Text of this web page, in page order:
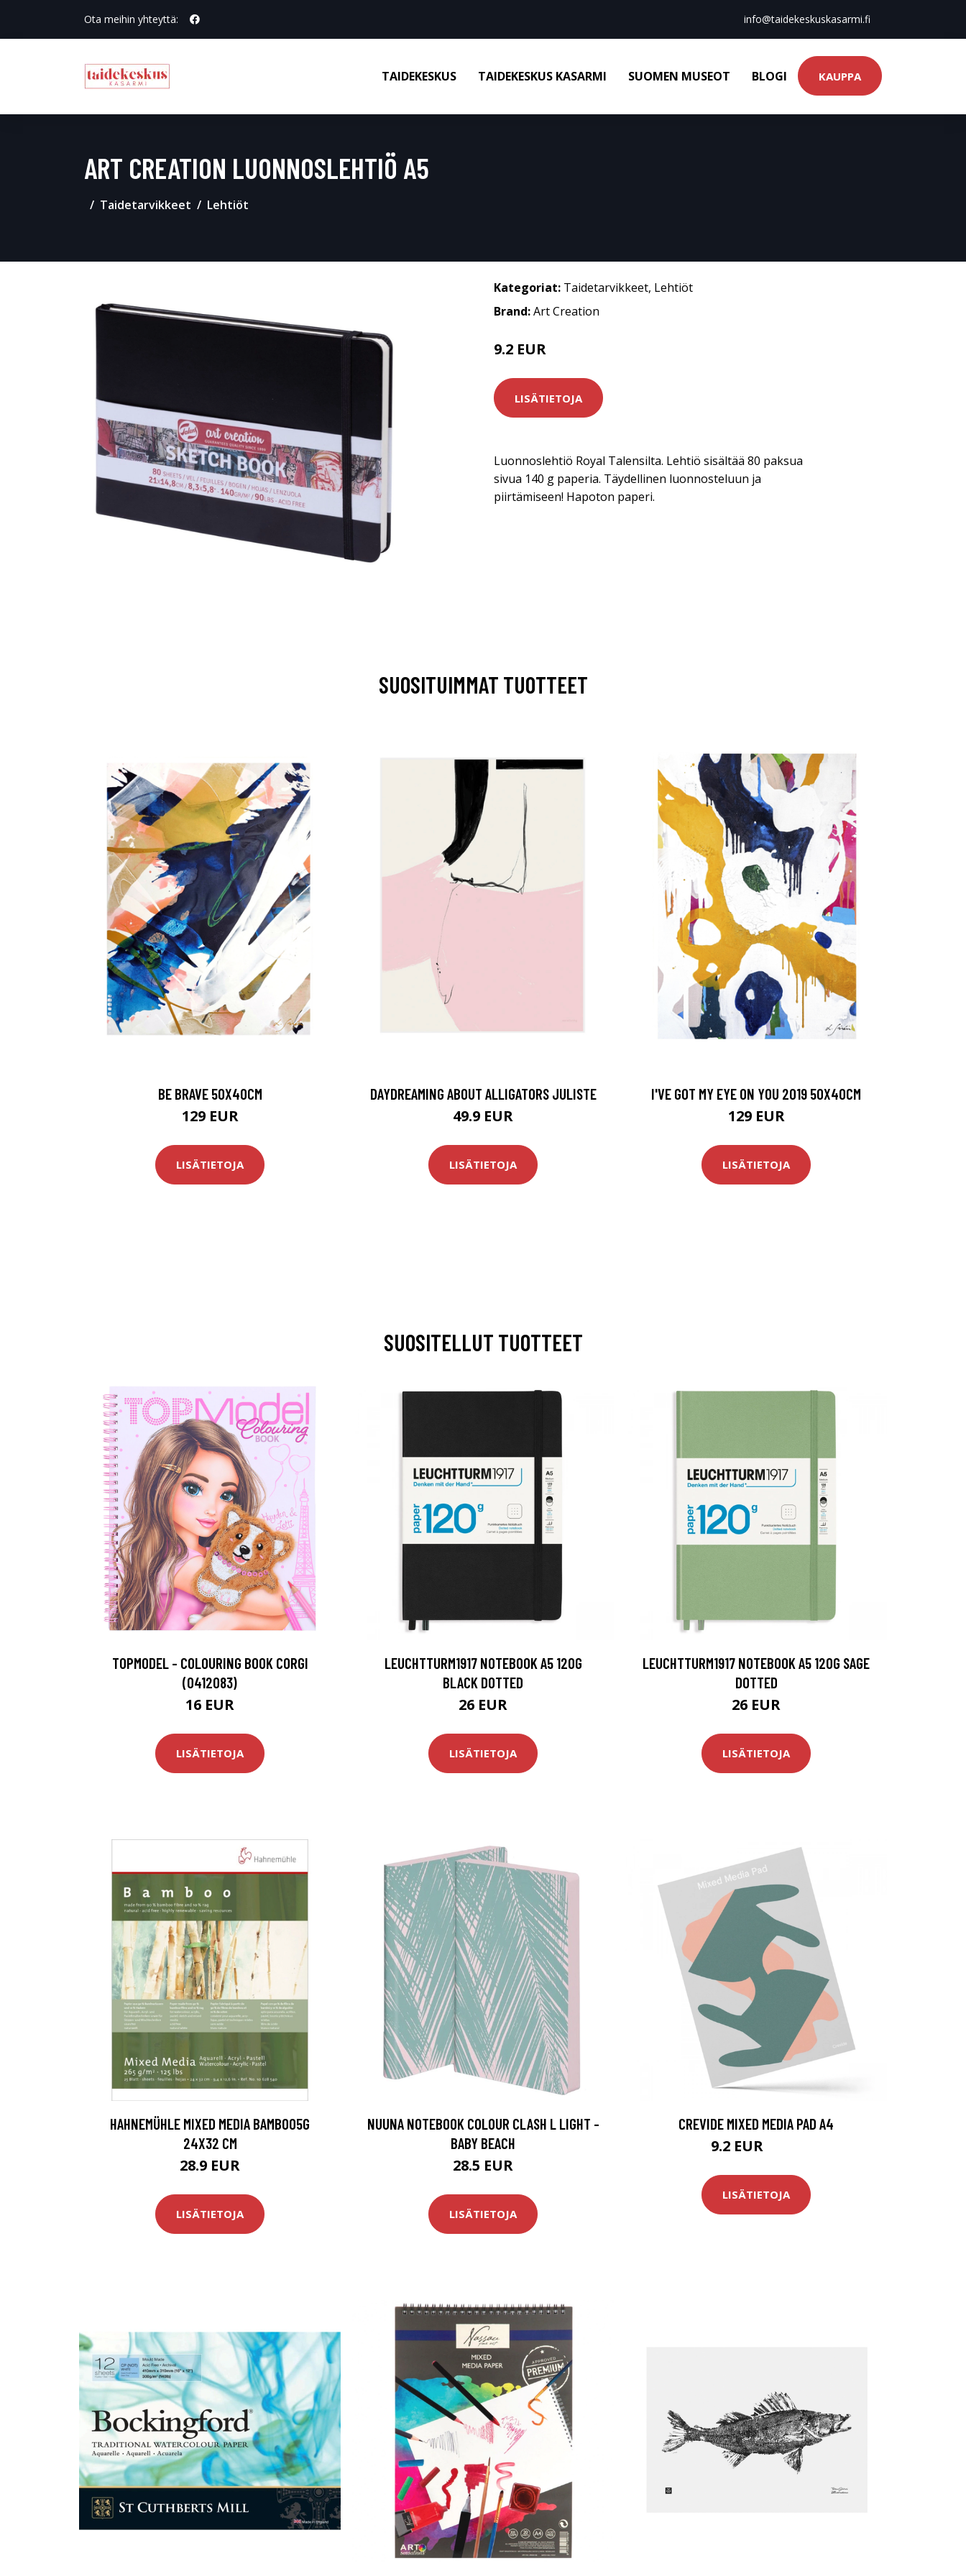
Ota meihin yhteyttä: info@taidekeskuskasarmi.fi
TAIDEKESKUS TAIDEKESKUS KASARMI SUOMEN MUSEOT BLOGI KAUPPA
ART CREATION LUONNOSLEHTIÖ A5
Taidetarvikkeet Lehtiöt
Kategoriat: Taidetarvikkeet, Lehtiöt
Brand:Art Creation
9.2 EUR
LISÄTIETOJA
Luonnoslehtiö Royal Talensilta. Lehtiö sisältää 80 paksua
sivua 140 g paperia. Täydellinen luonnosteluun ja
piirtämiseen! Hapoton paperi.
SUOSITUIMMAT TUOTTEET
BE BRAVE 50X40CM
129 EUR
LISÄTIETOJA
DAYDREAMING ABOUT ALLIGATORS JULISTE
49.9 EUR
LISÄTIETOJA
I'VE GOT MY EYE ON YOU 2019 50X40CM
129 EUR
LISÄTIETOJA
SUOSITELLUT TUOTTEET
TOPMODEL - COLOURING BOOK CORGI
(0412083)
16 EUR
LISÄTIETOJA
LEUCHTTURM1917 NOTEBOOK A5 120G
BLACK DOTTED
26 EUR
LISÄTIETOJA
LEUCHTTURM1917 NOTEBOOK A5 120G SAGE
DOTTED
26 EUR
LISÄTIETOJA
HAHNEMÜHLE MIXED MEDIA BAMBOO5G
24X32 CM
28.9 EUR
LISÄTIETOJA
NUUNA NOTEBOOK COLOUR CLASH L LIGHT -
BABY BEACH
28.5 EUR
LISÄTIETOJA
CREVIDE MIXED MEDIA PAD A4
9.2 EUR
LISÄTIETOJA